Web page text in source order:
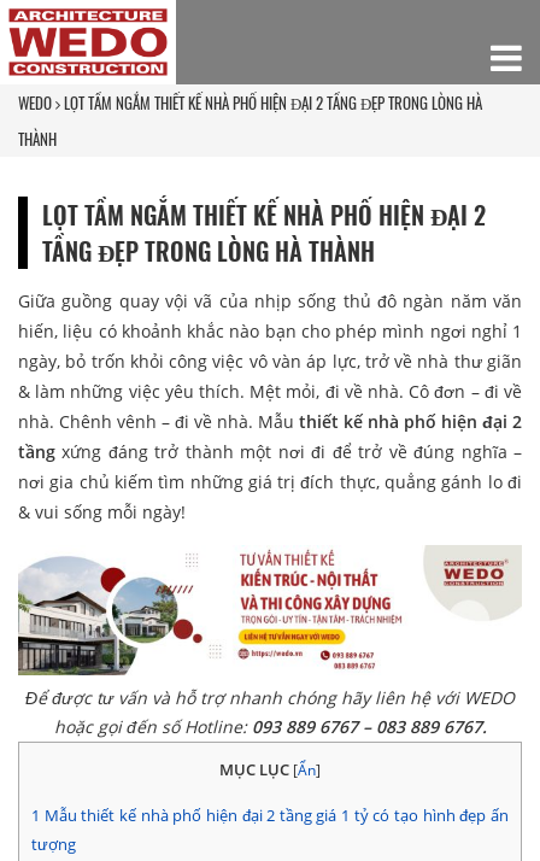
WEDO LỌT TẦM NGẮM THIẾT KẾ NHÀ PHỐ HIỆN ĐẠI 2 TẦNG ĐẸP TRONG LÒNG HÀ
THÀNH
LỌT TẦM NGẮM THIẾT KẾ NHÀ PHỐ HIỆN ĐẠI 2
TẦNG ĐẸP TRONG LÒNG HÀ THÀNH
Giữa guồng quay vội vã của nhịp sống thủ đô ngàn năm văn
hiến, liệu có khoảnh khắc nào bạn cho phép mình ngơi nghỉ 1
ngày, bỏ trốn khỏi công việc vô vàn áp lực, trở về nhà thư giãn
& làm những việc yêu thích. Mệt mỏi, đi về nhà. Cô đơn – đi về
nhà. Chênh vênh – đi về nhà. Mẫu thiết kế nhà phố hiện đại 2
tầng xứng đáng trở thành một nơi đi để trở về đúng nghĩa –
nơi gia chủ kiếm tìm những giá trị đích thực, quẳng gánh lo đi
& vui sống mỗi ngày!
Để được tư vấn và hỗ trợ nhanh chóng hãy liên hệ với WEDO
hoặc gọi đến số Hotline: 093 889 6767 – 083 889 6767.
MỤC LỤC [Ẩn]
1 Mẫu thiết kế nhà phố hiện đại 2 tầng giá 1 tỷ có tạo hình đẹp ấn
tượng